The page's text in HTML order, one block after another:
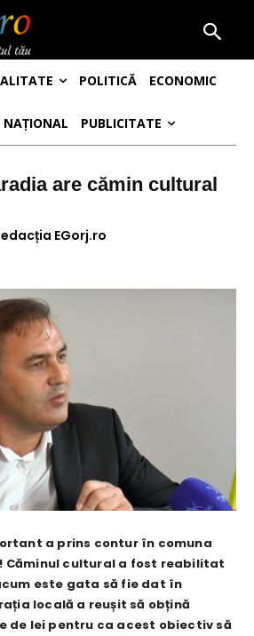
POLITICĂ ECONOMIC
NAȚIONAL PUBLICITATE
are cămin cultural
EGorj.ro
a prins contur în comuna
Căminul cultural a fost reabilitat
este gata să fie dat în
locală a reușit să obțină
de lei pentru ca acest obiectiv să